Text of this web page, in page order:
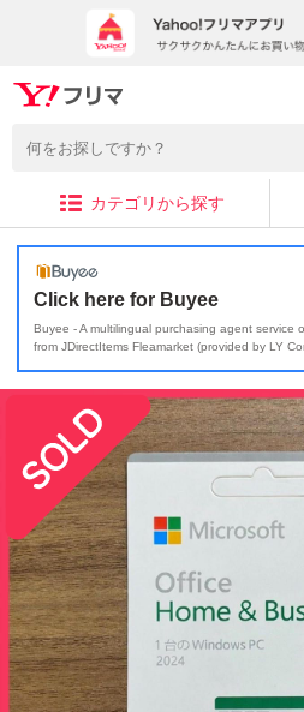
カテゴリから探す
Click here for Buyee
Buyee - A multilingual purchasing agent service
from JDirectItems Fleamarket (provided by LY